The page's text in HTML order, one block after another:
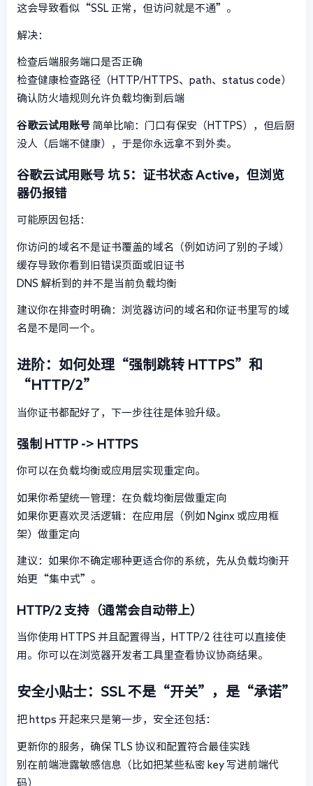
这会导致看似“SSL 正常，但访问就是不通”。
解决：
检查后端服务端口是否正确
检查健康检查路径（HTTP/HTTPS、path、status code）
确认防火墙规则允许负载均衡到后端
谷歌云试用账号 简单比喻：门口有保安（HTTPS），但后厨
没人（后端不健康），于是你永远拿不到外卖。
谷歌云试用账号 坑 5：证书状态 Active，但浏览
器仍报错
可能原因包括：
你访问的域名不是证书覆盖的域名（例如访问了别的子域）
缓存导致你看到旧错误页面或旧证书
DNS 解析到的并不是当前负载均衡
建议你在排查时明确：浏览器访问的域名和你证书里写的域
名是不是同一个。
进阶：如何处理“强制跳转 HTTPS”和
“HTTP/2”
当你证书都配好了，下一步往往是体验升级。
强制 HTTP -> HTTPS
你可以在负载均衡或应用层实现重定向。
如果你希望统一管理：在负载均衡层做重定向
如果你更喜欢灵活逻辑：在应用层（例如 Nginx 或应用框
架）做重定向
建议：如果你不确定哪种更适合你的系统，先从负载均衡开
始更“集中式”。
HTTP/2 支持（通常会自动带上）
当你使用 HTTPS 并且配置得当，HTTP/2 往往可以直接使
用。你可以在浏览器开发者工具里查看协议协商结果。
安全小贴士：SSL 不是“开关”，是“承诺”
把 https 开起来只是第一步，安全还包括：
更新你的服务，确保 TLS 协议和配置符合最佳实践
别在前端泄露敏感信息（比如把某些私密 key 写进前端代
码）